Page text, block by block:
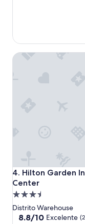
b
c
e
s
a
y
u
4. Hilton Garden
Center
Hilton Garden Inn
Propiedad
de
3.5
Distrito Warehouse
8.8
8.8/10 Excelente
Hilton Garden Inn